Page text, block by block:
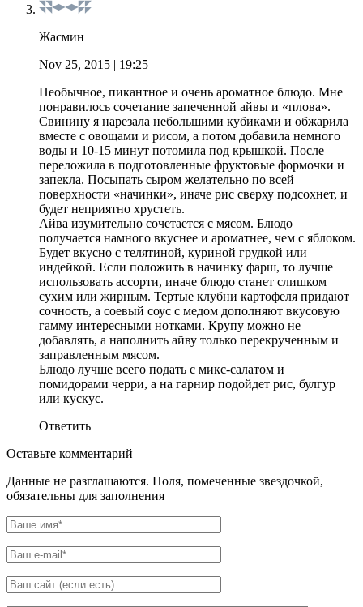
Жасмин
Nov 25, 2015 | 19:25
Необычное, пикантное и очень ароматное блюдо. Мне
понравилось сочетание запеченной айвы и «плова».
Свинину я нарезала небольшими кубиками и обжарила
вместе с овощами и рисом, а потом добавила немного
воды и 10-15 минут потомила под крышкой. После
переложила в подготовленные фруктовые формочки и
запекла. Посыпать сыром желательно по всей
поверхности «начинки», иначе рис сверху подсохнет, и
будет неприятно хрустеть.
Айва изумительно сочетается с мясом. Блюдо
получается намного вкуснее и ароматнее, чем с яблоком.
Будет вкусно с телятиной, куриной грудкой или
индейкой. Если положить в начинку фарш, то лучше
использовать ассорти, иначе блюдо станет слишком
сухим или жирным. Тертые клубни картофеля придают
сочность, а соевый соус с медом дополняют вкусовую
гамму интересными нотками. Крупу можно не
добавлять, а наполнить айву только перекрученным и
заправленным мясом.
Блюдо лучше всего подать с микс-салатом и
помидорами черри, а на гарнир подойдет рис, булгур
или кускус.
Ответить
Оставьте комментарий
Данные не разглашаются. Поля, помеченные звездочкой,
обязательны для заполнения